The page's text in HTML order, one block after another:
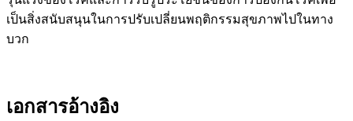
เป็นสิ่งสนับสนุนในการปรับเปลี่ยนพฤติกรรมสุขภาพไปในทาง
บวก
เอกสารอ้างอิง